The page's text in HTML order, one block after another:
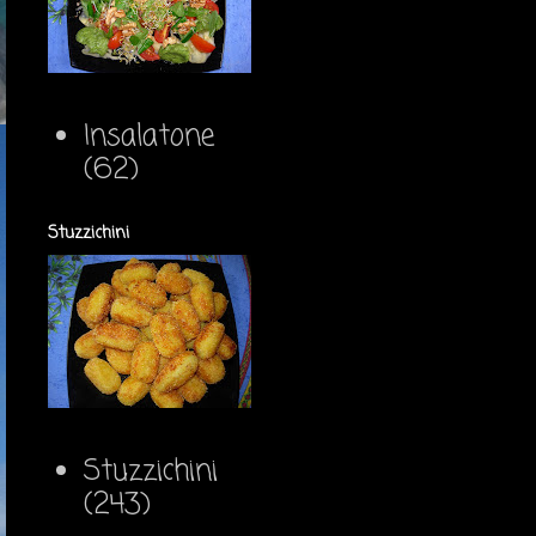
Insalatone
(62)
Stuzzichini
Stuzzichini
(243)